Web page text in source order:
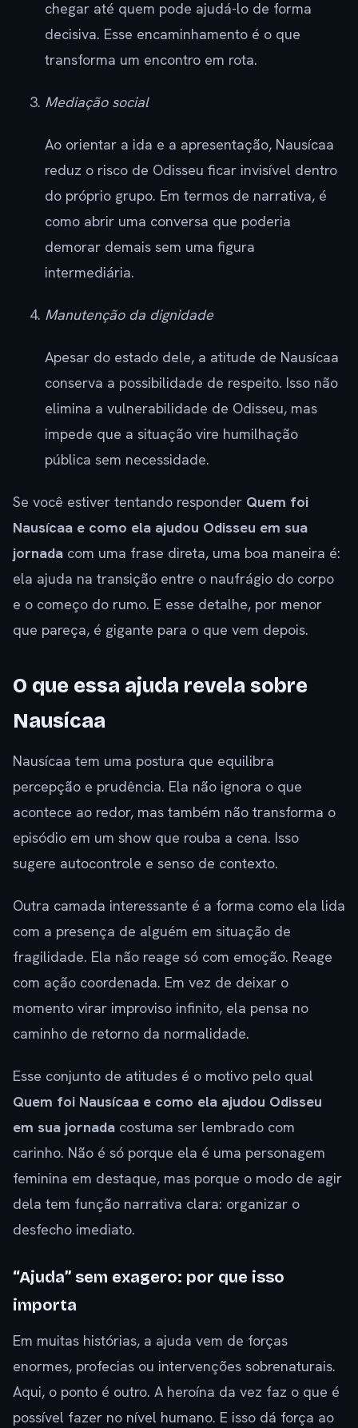
chegar até quem pode ajudá-lo de forma
decisiva. Esse encaminhamento é o que
transforma um encontro em rota.
Mediação social
Ao orientar a ida e a apresentação, Nausícaa
reduz o risco de Odisseu ficar invisível dentro
do próprio grupo. Em termos de narrativa, é
como abrir uma conversa que poderia
demorar demais sem uma figura
intermediária.
Manutenção da dignidade
Apesar do estado dele, a atitude de Nausícaa
conserva a possibilidade de respeito. Isso não
elimina a vulnerabilidade de Odisseu, mas
impede que a situação vire humilhação
pública sem necessidade.
Se você estiver tentando responder Quem foi
Nausícaa e como ela ajudou Odisseu em sua
jornada com uma frase direta, uma boa maneira é:
ela ajuda na transição entre o naufrágio do corpo
e o começo do rumo. E esse detalhe, por menor
que pareça, é gigante para o que vem depois.
O que essa ajuda revela sobre
Nausícaa
Nausícaa tem uma postura que equilibra
percepção e prudência. Ela não ignora o que
acontece ao redor, mas também não transforma o
episódio em um show que rouba a cena. Isso
sugere autocontrole e senso de contexto.
Outra camada interessante é a forma como ela lida
com a presença de alguém em situação de
fragilidade. Ela não reage só com emoção. Reage
com ação coordenada. Em vez de deixar o
momento virar improviso infinito, ela pensa no
caminho de retorno da normalidade.
Esse conjunto de atitudes é o motivo pelo qual
Quem foi Nausícaa e como ela ajudou Odisseu
em sua jornada costuma ser lembrado com
carinho. Não é só porque ela é uma personagem
feminina em destaque, mas porque o modo de agir
dela tem função narrativa clara: organizar o
desfecho imediato.
“Ajuda” sem exagero: por que isso
importa
Em muitas histórias, a ajuda vem de forças
enormes, profecias ou intervenções sobrenaturais.
Aqui, o ponto é outro. A heroína da vez faz o que é
possível fazer no nível humano. E isso dá força ao